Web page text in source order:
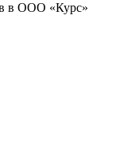
в ООО «Курс»